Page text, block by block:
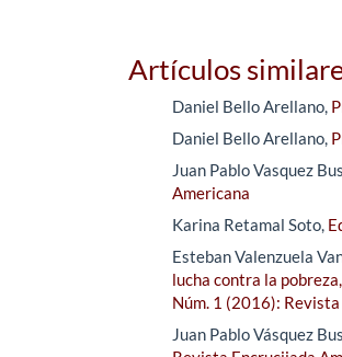
Artículos
Daniel Bello Arellano,
Daniel Bello Arellano,
Juan Pablo Vasquez
Americana
Karina Retamal Soto,
Esteban Valenzuela
lucha contra la
Núm. 1 (2016):
Juan Pablo Vásquez